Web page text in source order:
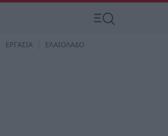
ΕΡΓΑΣΙΑ ΕΛΑΙΟΛΑΔΟ